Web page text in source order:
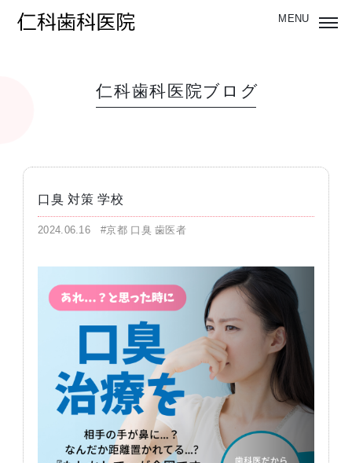
仁科歯科医院ブログ
口臭 対策 学校
2024.06.16#京都 口臭 歯医者